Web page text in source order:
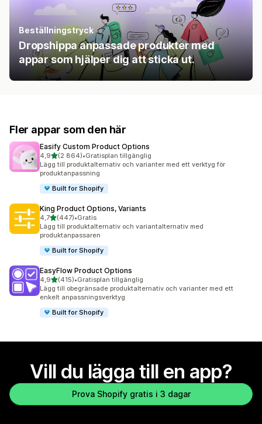
Beställningstryck
Dropshippa anpassade produkter med
appar som hjälper dig att sticka ut.
Fler appar som den här
Easify Custom Product Options
4,9av 5 stjärnor
(2 864)
2864 recensioner totalt
•Gratisplan tillgänglig
Lägg till produktalternativ och varianter med ett verktyg för
produktanpassning
Built for Shopify
King Product Options, Variants
4,7av 5 stjärnor
(447)
447 recensioner totalt
•Gratis
Lägg till produktalternativ och variantalternativ med
produktanpassaren
Built for Shopify
EasyFlow Product Options
4,9av 5 stjärnor
(415)
415 recensioner totalt
•Gratisplan tillgänglig
Lägg till obegränsade produktalternativ och varianter med ett
enkelt anpassningsverktyg
Built for Shopify
Vill du lägga till en app?
Prova Shopify gratis i 3 dagar